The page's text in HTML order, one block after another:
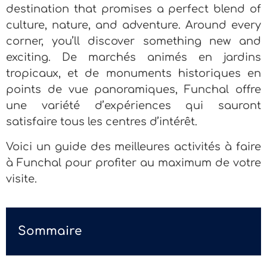
destination that promises a perfect blend of
culture, nature, and adventure. Around every
corner, you’ll discover something new and
exciting. De marchés animés en jardins
tropicaux, et de monuments historiques en
points de vue panoramiques, Funchal offre
une variété d’expériences qui sauront
satisfaire tous les centres d’intérêt.
Voici un guide des meilleures activités à faire
à Funchal pour profiter au maximum de votre
visite.
Sommaire